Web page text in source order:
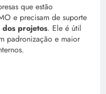
que estão
e precisam de suporte
projetos. Ele é útil
padronização e maior